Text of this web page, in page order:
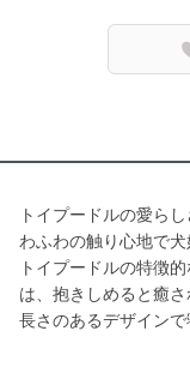
トイプードルの愛ら
わふわの触り心地で
トイプードルの特徴
は、抱きしめると癒さ
長さのあるデザインで